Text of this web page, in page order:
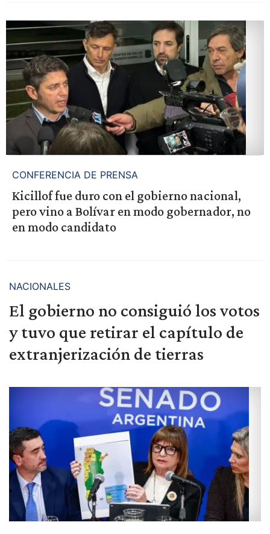
CONFERENCIA DE PRENSA
Kicillof fue duro con el gobierno nacional,
pero vino a Bolívar en modo gobernador, no
en modo candidato
NACIONALES
El gobierno no consiguió los votos
y tuvo que retirar el capítulo de
extranjerización de tierras